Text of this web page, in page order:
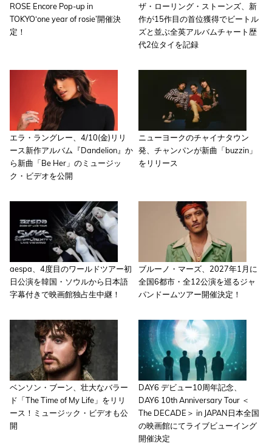
ROSE Encore Pop-up in
TOKYO‘one year of rosie’開催決
定！
ザ・ローリング・ストーンズ、新
作が15作目の首位獲得でビートル
ズと並ぶ全英アルバムチャート歴
代2位タイを記録
エラ・ラングレー、4/10(金)リリ
ース新作アルバム『Dandelion』か
ら新曲「Be Her」のミュージッ
ク・ビデオを公開
ニューヨークのチャイナタウン
発、チャンパンが新曲「buzzin」
をリリース
aespa、4度目のワールドツアー初
日公演を韓国・ソウルから日本語
字幕付きで映画館独占生中継！
ブルーノ・マーズ、2027年1月に
全国6都市・全12公演を巡るジャ
パンドームツアー開催決定！
ベンソン・ブーン、壮大なバラー
ド「The Time of My Life」をリリ
ース！ミュージック・ビデオも公
開
DAY6 デビュー10周年記念、
DAY6 10th Anniversary Tour ＜
The DECADE＞ in JAPAN日本全国
の映画館にてライブビューイング
開催決定